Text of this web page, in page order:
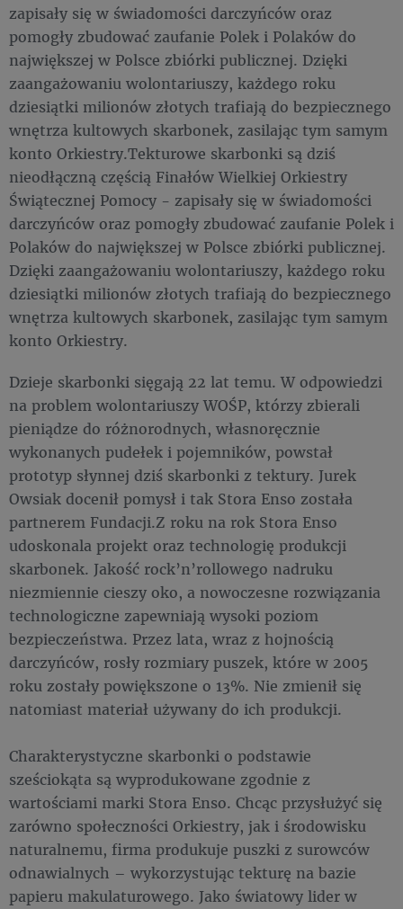
zapisały się w świadomości darczyńców oraz
pomogły zbudować zaufanie Polek i Polaków do
największej w Polsce zbiórki publicznej. Dzięki
zaangażowaniu wolontariuszy, każdego roku
dziesiątki milionów złotych trafiają do bezpiecznego
wnętrza kultowych skarbonek, zasilając tym samym
konto Orkiestry.Tekturowe skarbonki są dziś
nieodłączną częścią Finałów Wielkiej Orkiestry
Świątecznej Pomocy - zapisały się w świadomości
darczyńców oraz pomogły zbudować zaufanie Polek i
Polaków do największej w Polsce zbiórki publicznej.
Dzięki zaangażowaniu wolontariuszy, każdego roku
dziesiątki milionów złotych trafiają do bezpiecznego
wnętrza kultowych skarbonek, zasilając tym samym
konto Orkiestry.
Dzieje skarbonki sięgają 22 lat temu. W odpowiedzi
na problem wolontariuszy WOŚP, którzy zbierali
pieniądze do różnorodnych, własnoręcznie
wykonanych pudełek i pojemników, powstał
prototyp słynnej dziś skarbonki z tektury. Jurek
Owsiak docenił pomysł i tak Stora Enso została
partnerem Fundacji.Z roku na rok Stora Enso
udoskonala projekt oraz technologię produkcji
skarbonek. Jakość rock’n’rollowego nadruku
niezmiennie cieszy oko, a nowoczesne rozwiązania
technologiczne zapewniają wysoki poziom
bezpieczeństwa. Przez lata, wraz z hojnością
darczyńców, rosły rozmiary puszek, które w 2005
roku zostały powiększone o 13%. Nie zmienił się
natomiast materiał używany do ich produkcji.
Charakterystyczne skarbonki o podstawie
sześciokąta są wyprodukowane zgodnie z
wartościami marki Stora Enso. Chcąc przysłużyć się
zarówno społeczności Orkiestry, jak i środowisku
naturalnemu, firma produkuje puszki z surowców
odnawialnych – wykorzystując tekturę na bazie
papieru makulaturowego. Jako światowy lider w